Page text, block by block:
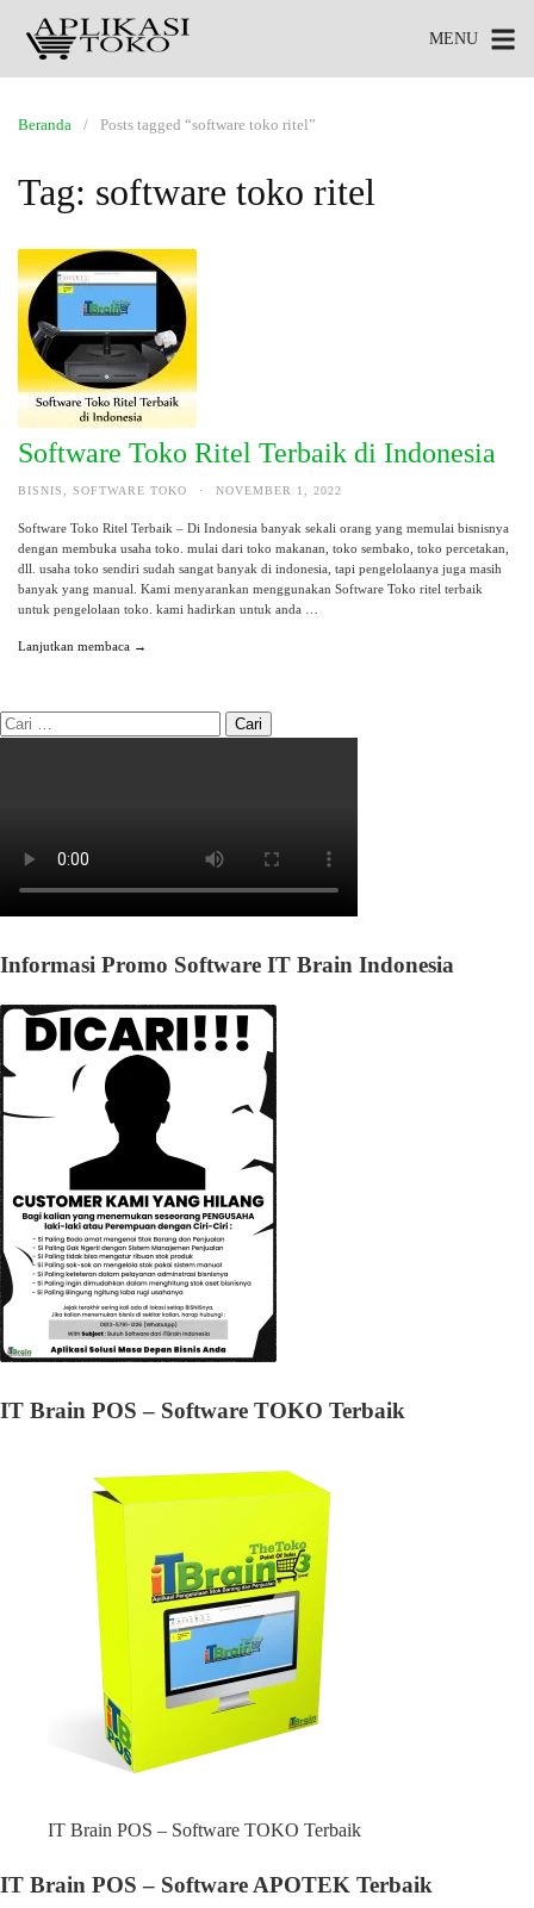
MENU
Beranda Posts tagged “software toko ritel”
Tag: software toko ritel
Software Toko Ritel Terbaik di Indonesia
BISNIS SOFTWARE TOKO · NOVEMBER 1, 2022
Software Toko Ritel Terbaik – Di Indonesia banyak sekali orang yang memulai bisnisnya
dengan membuka usaha toko. mulai dari toko makanan, toko sembako, toko percetakan,
dll. usaha toko sendiri sudah sangat banyak di indonesia, tapi pengelolaanya juga masih
banyak yang manual. Kami menyarankan menggunakan Software Toko ritel terbaik
untuk pengelolaan toko. kami hadirkan untuk anda …
Lanjutkan membaca →
Informasi Promo Software IT Brain Indonesia
IT Brain POS – Software TOKO Terbaik
IT Brain POS – Software TOKO Terbaik
IT Brain POS – Software APOTEK Terbaik